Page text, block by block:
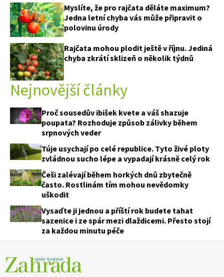
Myslíte, že pro rajčata děláte maximum?
Jedna letní chyba vás může připravit o
polovinu úrody
Rajčata mohou plodit ještě v říjnu. Jediná
chyba zkrátí sklizeň o několik týdnů
Nejnovější články
Proč sousedův ibišek kvete a váš shazuje
poupata? Rozhoduje způsob zálivky během
srpnových veder
Túje usychají po celé republice. Tyto živé ploty
zvládnou sucho lépe a vypadají krásně celý rok
Češi zalévají během horkých dnů zbytečně
často. Rostlinám tím mohou nevědomky
uškodit
Vysaďte ji jednou a příští rok budete tahat
sazenice i ze spár mezi dlaždicemi. Přesto stojí
za každou minutu péče